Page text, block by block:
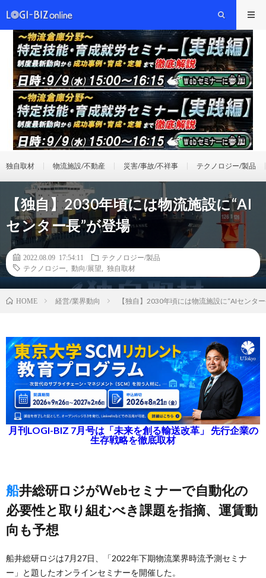
独自取材 物流施設/不動産 災害/事故/不祥事 テクノロジー/製品
【独自】2030年頃には物流施設に“AI
センター長”が登場
2022.08.09 17:54:11
テクノロジー/製品
テクノロジー
動向/展望 独自取材
HOME 経営/業界動向 【独自】2030年頃には物流施設に“AIセンタ
月刊LOGI-BIZ 7月号は「未来を創る輸送改革」 先行企業の
生存戦略を徹底取材
船井総研ロジがWebセミナーで自動化の
必要性と取り組むべき課題を指摘、運賃動
向も予想
船井総研ロジは7月27日、「2022年下期物流業界時流予測セミナ
ー」と題したオンラインセミナーを開催した。